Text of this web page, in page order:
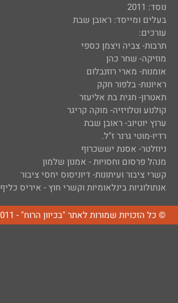
נוסד: 2011
בעלים ומייסד: ראובן שבת
עורכים:
תרבות- צביה ויצמן כספי
מוזיקה- שחר כהן
אומנות- מארי רוזנבלום
ראיונות- בלפור חקק
תאטרון- חגית בת אליעזר
קולנוע וטלויזיה- מוקה קריגר
ערוץ יוטיוב- ראובן שבת
רדיו-מוטי גרנר ז"ל.
ניוזלטר- אסנת יששכרוף
מנהל פרסום וחסויות - אמנון שלמון
קשרי ציבור ועיתונות- דיוניסוס יחסי ציבור
אנתולוגיות בינלאומיות וקשרי חוץ - איריס כליף
© כל הזכויות שמורות לאתר "בכיוון הרוח" - 2011 טל: 050-8517840